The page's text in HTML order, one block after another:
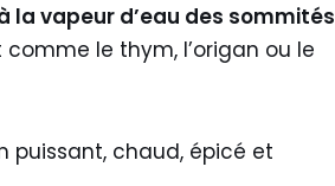
la vapeur d’eau des sommités
le thym, l’origan ou le
puissant, chaud, épicé et